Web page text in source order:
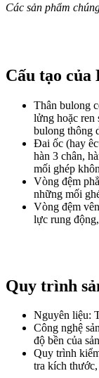
Các sản phẩm
Cấu tạo của
Thân bulong
lửng hoặc ren
bulong thông
Đai ốc (hay
hàn 3 chân,
mối ghép
Vòng đệm
những mối
Vòng đệm
lực rung
Quy trình
Nguyên liệu:
Công nghệ
độ bền của
Quy trình
tra kích